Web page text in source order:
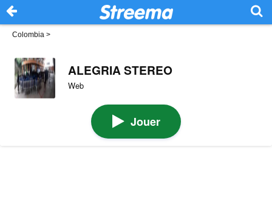
Colombia >
ALEGRIA STEREO
Web
Jouer